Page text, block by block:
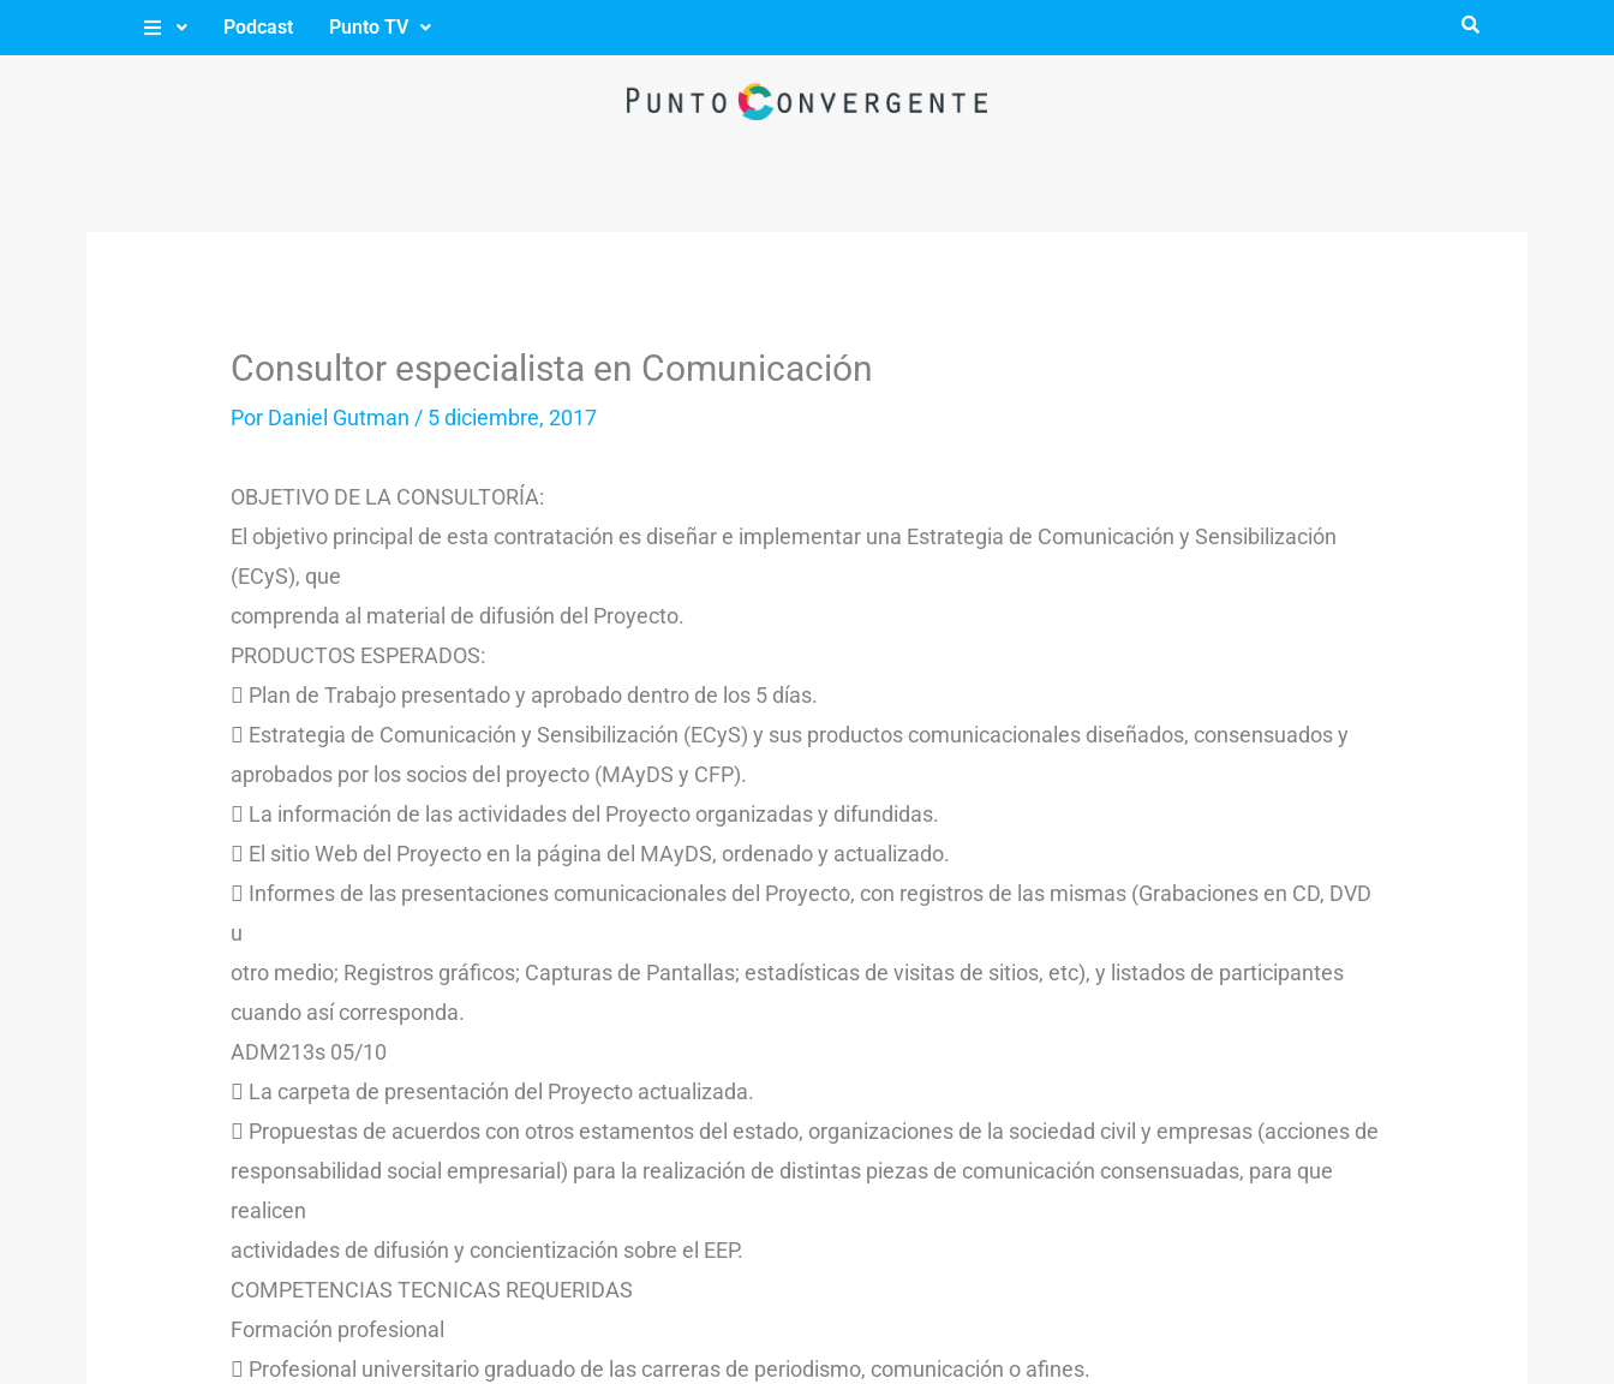
al
Podcast Punto TV
Consultor especialista en Comunicación
Por Daniel Gutman / 5 diciembre, 2017
OBJETIVO DE LA CONSULTORÍA:
El objetivo principal de esta contratación es diseñar e implementar una Estrategia de Comunicación y Sensibilización
(ECyS), que
comprenda al material de difusión del Proyecto.
PRODUCTOS ESPERADOS:
 Plan de Trabajo presentado y aprobado dentro de los 5 días.
 Estrategia de Comunicación y Sensibilización (ECyS) y sus productos comunicacionales diseñados, consensuados y
aprobados por los socios del proyecto (MAyDS y CFP).
 La información de las actividades del Proyecto organizadas y difundidas.
 El sitio Web del Proyecto en la página del MAyDS, ordenado y actualizado.
 Informes de las presentaciones comunicacionales del Proyecto, con registros de las mismas (Grabaciones en CD, DVD
u
otro medio; Registros gráficos; Capturas de Pantallas; estadísticas de visitas de sitios, etc), y listados de participantes
cuando así corresponda.
ADM213s 05/10
 La carpeta de presentación del Proyecto actualizada.
 Propuestas de acuerdos con otros estamentos del estado, organizaciones de la sociedad civil y empresas (acciones de
responsabilidad social empresarial) para la realización de distintas piezas de comunicación consensuadas, para que
realicen
actividades de difusión y concientización sobre el EEP.
COMPETENCIAS TECNICAS REQUERIDAS
Formación profesional
 Profesional universitario graduado de las carreras de periodismo, comunicación o afines.